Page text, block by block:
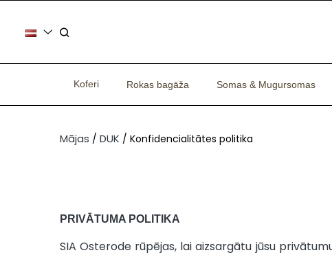
Koferi Rokas bagāža Somas & Mugursomas
Mājas DUK Konfidencialitātes politika
PRIVĀTUMA POLITIKA
SIA Osterode rūpējas, lai aizsargātu jūsu